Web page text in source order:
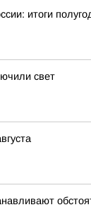
итоги
свет